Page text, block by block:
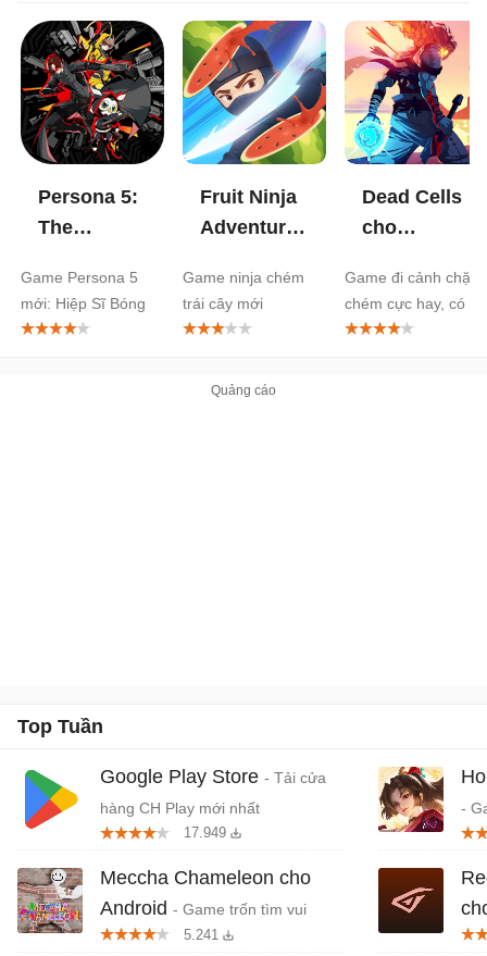
Persona 5:
The
cho
Android
Game Persona 5
mới: Hiệp Sĩ Bóng
Đêm
Fruit Ninja
Adventures
Android
Game ninja chém
trái cây mới
Dead Cells
cho
Game đi cảnh chặt
chém cực hay, có
phiên bản cho
Top Tuần
Google Play Store - Tải cửa
hàng CH Play mới nhất
17.949
Meccha Chameleon cho
Android - Game trốn tìm vui
nhộn nhiều người chơi
5.241
-
Da